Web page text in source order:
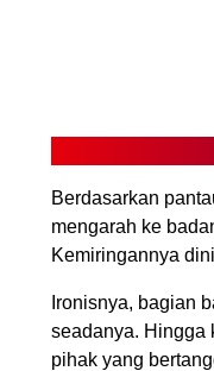
Berdasarkan
mengarah ke
Kemiringannya
Ironisnya, bagian
seadanya. Hingga
pihak yang